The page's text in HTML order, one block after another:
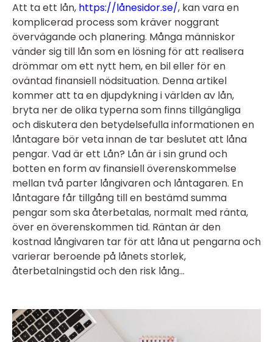
Att ta ett lån, https://lånesidor.se/, kan vara en
komplicerad process som kräver noggrant
övervägande och planering. Många människor
vänder sig till lån som en lösning för att realisera
drömmar om ett nytt hem, en bil eller för en
oväntad finansiell nödsituation. Denna artikel
kommer att ta en djupdykning i världen av lån,
bryta ner de olika typerna som finns tillgängliga
och diskutera den betydelsefulla informationen en
låntagare bör veta innan de tar beslutet att låna
pengar. Vad är ett Lån? Lån är i sin grund och
botten en form av finansiell överenskommelse
mellan två parter långivaren och låntagaren. En
låntagare får tillgång till en bestämd summa
pengar som ska återbetalas, normalt med ränta,
över en överenskommen tid. Räntan är den
kostnad långivaren tar för att låna ut pengarna och
varierar beroende på lånets storlek,
återbetalningstid och den risk lång...